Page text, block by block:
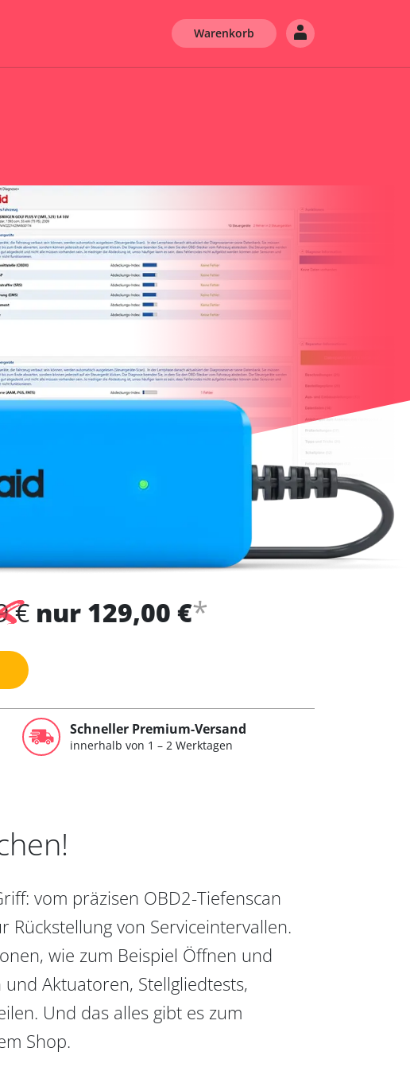
Warenkorb
€ nur 129,00 €*
Schneller Premium-Versand
innerhalb von 1 – 2 Werktagen
vom präzisen OBD2-Tiefenscan
von Serviceintervallen.
wie zum Beispiel Öffnen und
Aktuatoren, Stellgliedtests,
Und das alles gibt es zum
Shop.